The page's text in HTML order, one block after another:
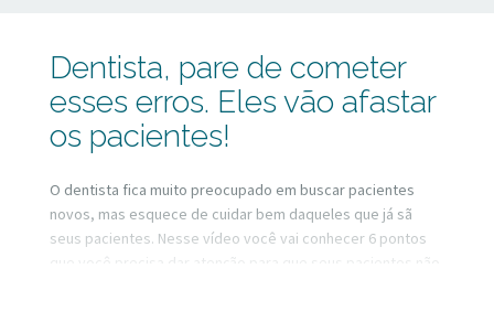
Dentista, pare de cometer
esses erros. Eles vão afastar
os pacientes!
O dentista fica muito preocupado em buscar pacientes
novos, mas esquece de cuidar bem daqueles que já sã
seus pacientes. Nesse vídeo você vai conhecer 6 pontos
que você precisa dar atenção para que seus pacientes não